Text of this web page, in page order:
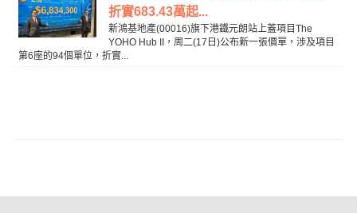
折實683.43萬起...
新鴻基地產(00016)旗下港鐵元朗站上蓋項目The
YOHO Hub II，周二(17日)公布新一張價單，涉及項目
第6座的94個單位，折實...